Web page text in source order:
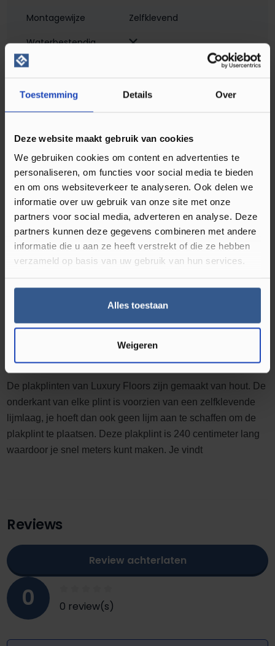
Toestemming Details Over
Deze website maakt gebruik van cookies
We gebruiken cookies om content en advertenties te
personaliseren, om functies voor social media te bieden
en om ons websiteverkeer te analyseren. Ook delen we
informatie over uw gebruik van onze site met onze
partners voor social media, adverteren en analyse. Deze
partners kunnen deze gegevens combineren met andere
informatie die u aan ze heeft verstrekt of die ze hebben
verzameld op basis van uw gebruik van hun services.
Alles toestaan
Weigeren
Montagewijze
Zelfklevend
Waterbestendig‎
Soort plint
Brown 23204
Plakplinten gebruikt u bij de afwerking van uw klik PVC en
of laminaat vloer. Deze type vloeren hebben namelijk
werkingsruimte nodig en leg je dus niet strak tegen de muur
of kozijnen. Deze ruimte kun je dan ook perfect afwerken
met een plakplint in bijpassende kleur van de vloer.Ze zijn
dus onmisbaar bij een nieuwe vloer.Naast dat het zorgt
houten plakplinten in het assortiment. Je vind de best
bijpassende kleur plakplint op de productpagina van alle
klik PVC en laminaat vloeren. Er zit dus altijd wat tussen dat
Wat zijn plakplinten?
De plakplinten van Luxury Floors zijn gemaakt van hout. De
onderkant van elke plint is voorzien van een zelfklevende
lijmlaag, je hoeft dan ook geen lijm aan te schaffen om de
plakplint te plaatsen. Deze plakplint is 240 centimeter lang
waardoor je snel meters kunt maken. Je vindt
Reviews
0 0 review(s)
Review achterlaten